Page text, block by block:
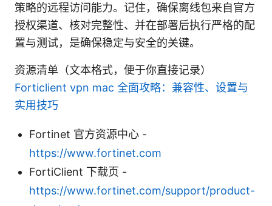
策略的远程访问能力。记住，确保离线包来自官方
授权渠道、核对完整性、并在部署后执行严格的配
置与测试，是确保稳定与安全的关键。
资源清单（文本格式，便于你直接记录）
Forticlient vpn mac 全面攻略：兼容性、设置与
实用技巧
Fortinet 官方资源中心 -
https://www.fortinet.com
FortiClient 下载页 -
https://www.fortinet.com/support/product-